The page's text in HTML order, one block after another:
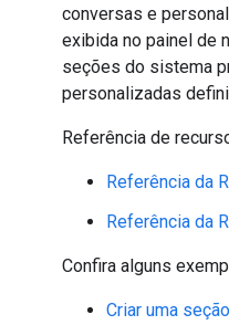
conversas e
exibida no painel de
seções do sistema
personalizadas
Referência de
Referência da
Referência da
Confira alguns
Criar uma seção